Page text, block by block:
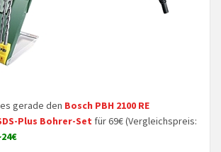
gerade den Bosch PBH 2100 RE
Plus Bohrer-Set für 69€ (Vergleichspreis: